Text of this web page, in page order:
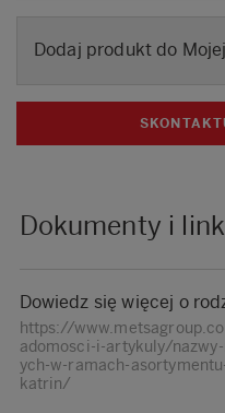
Dodaj produkt do
Dokumenty i
Dowiedz się więcej o
https://
adomosci-i-artykuly/
ych-w-ramach-
katrin/